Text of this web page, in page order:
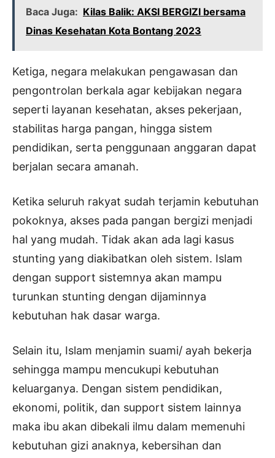
Baca Juga: Kilas Balik: AKSI BERGIZI bersama
Dinas Kesehatan Kota Bontang 2023
Ketiga, negara melakukan pengawasan dan
pengontrolan berkala agar kebijakan negara
seperti layanan kesehatan, akses pekerjaan,
stabilitas harga pangan, hingga sistem
pendidikan, serta penggunaan anggaran dapat
berjalan secara amanah.
Ketika seluruh rakyat sudah terjamin kebutuhan
pokoknya, akses pada pangan bergizi menjadi
hal yang mudah. Tidak akan ada lagi kasus
stunting yang diakibatkan oleh sistem. Islam
dengan support sistemnya akan mampu
turunkan stunting dengan dijaminnya
kebutuhan hak dasar warga.
Selain itu, Islam menjamin suami/ ayah bekerja
sehingga mampu mencukupi kebutuhan
keluarganya. Dengan sistem pendidikan,
ekonomi, politik, dan support sistem lainnya
maka ibu akan dibekali ilmu dalam memenuhi
kebutuhan gizi anaknya, kebersihan dan